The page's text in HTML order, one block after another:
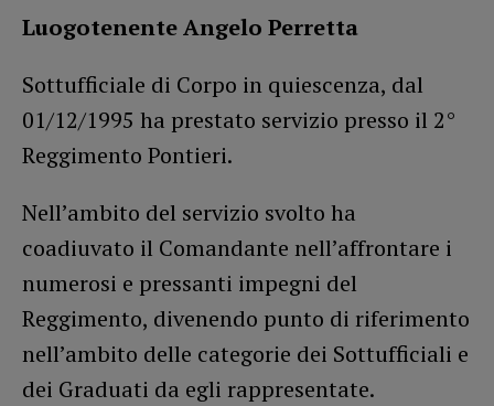
Luogotenente Angelo Perretta
Sottufficiale di Corpo in quiescenza, dal
01/12/1995 ha prestato servizio presso il 2°
Reggimento Pontieri.
Nell’ambito del servizio svolto ha
coadiuvato il Comandante nell’affrontare i
numerosi e pressanti impegni del
Reggimento, divenendo punto di riferimento
nell’ambito delle categorie dei Sottufficiali e
dei Graduati da egli rappresentate.